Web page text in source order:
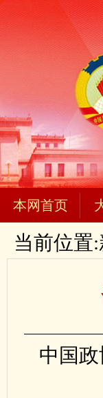
本网首页
当前位置:
中国